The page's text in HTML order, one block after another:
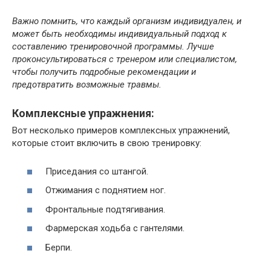
Важно помнить, что каждый организм индивидуален, и
может быть необходимы индивидуальный подход к
составлению тренировочной программы. Лучше
проконсультироваться с тренером или специалистом,
чтобы получить подробные рекомендации и
предотвратить возможные травмы.
Комплексные упражнения:
Вот несколько примеров комплексных упражнений,
которые стоит включить в свою тренировку:
Приседания со штангой.
Отжимания с поднятием ног.
Фронтальные подтягивания.
Фармерская ходьба с гантелями.
Берпи.